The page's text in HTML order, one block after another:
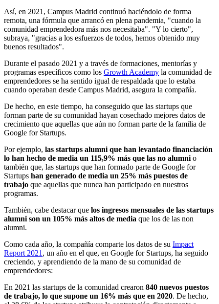
Así, en 2021, Campus Madrid continuó haciéndolo de forma
remota, una fórmula que arrancó en plena pandemia, "cuando la
comunidad emprendedora más nos necesitaba". "Y lo cierto",
subraya, "gracias a los esfuerzos de todos, hemos obtenido muy
buenos resultados".
Durante el pasado 2021 y a través de formaciones, mentorías y
programas específicos como los Growth Academy la comunidad de
emprendedores se ha sentido igual de respaldada que lo estaba
cuando operaban desde Campus Madrid, asegura la compañía.
De hecho, en este tiempo, ha conseguido que las startups que
forman parte de su comunidad hayan cosechado mejores datos de
crecimiento que aquellas que aún no forman parte de la familia de
Google for Startups.
Por ejemplo, las startups alumni que han levantado financiación
lo han hecho de media un 115,9% más que las no alumnio
también que, las startups que han formado parte de Google for
Startups han generado de media un 25% más puestos de
trabajo que aquellas que nunca han participado en nuestros
programas.
También, cabe destacar que los ingresos mensuales de las startups
alumni son un 105% más altos de media que los de las non
alumni.
Como cada año, la compañía comparte los datos de su Impact
Report 2021, un año en el que, en Google for Startups, ha seguido
creciendo, y aprendiendo de la mano de su comunidad de
emprendedores:
En 2021 las startups de la comunidad crearon 840 nuevos puestos
de trabajo, lo que supone un 16% más que en 2020. De hecho,